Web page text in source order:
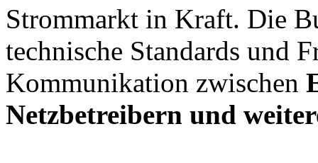
Strommarkt in Kraft. Die
technische Standards und
Kommunikation zwischen
Netzbetreibern und